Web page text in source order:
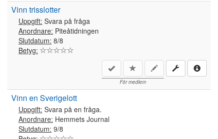
Vinn trisslotter
Uppgift: Svara på fråga
Anordnare: Piteåtidningen
Slutdatum: 8/8
Betyg:
För medlem
Vinn en Sverigelott
Uppgift: Svara på en fråga.
Anordnare: Hemmets Journal
Slutdatum: 9/8